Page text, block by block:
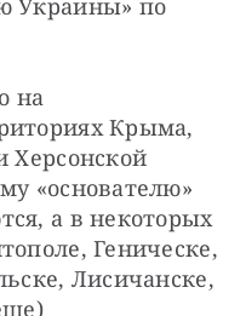
Украины» по
на
Крыма,
Херсонской
«основателю»
а в некоторых
Геническе,
Лисичанске,